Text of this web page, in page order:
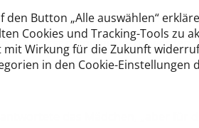
Du wirst damit nie fertig werden.
sterben. Dein Verhalten
das Mädchen, „aber für
den Button „Alle auswählen“
Cookies und Tracking-Tools zu
mit Wirkung für die Zukunft
in den Cookie-Einstellungen